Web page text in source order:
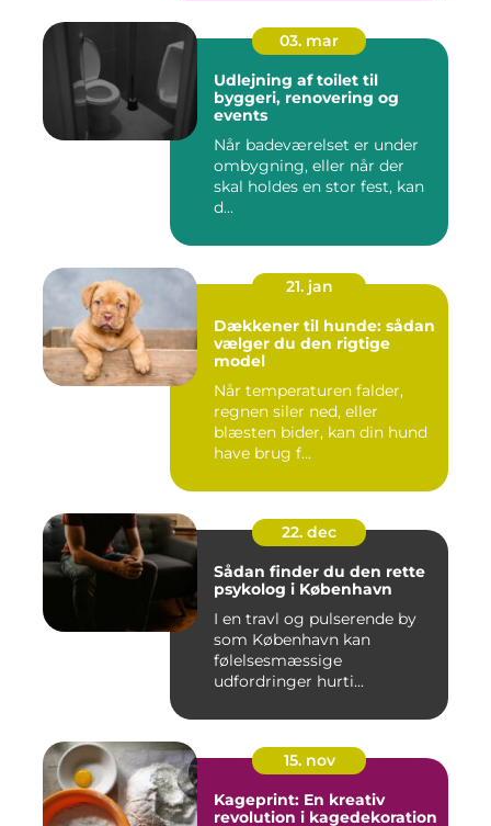
03. mar
Udlejning af toilet til
byggeri, renovering og
events
Når badeværelset er under
ombygning, eller når der
skal holdes en stor fest, kan
d...
21. jan
Dækkener til hunde: sådan
vælger du den rigtige
model
Når temperaturen falder,
regnen siler ned, eller
blæsten bider, kan din hund
have brug f...
22. dec
Sådan finder du den rette
psykolog i København
I en travl og pulserende by
som København kan
følelsesmæssige
udfordringer hurti...
15. nov
Kageprint: En kreativ
revolution i kagedekoration